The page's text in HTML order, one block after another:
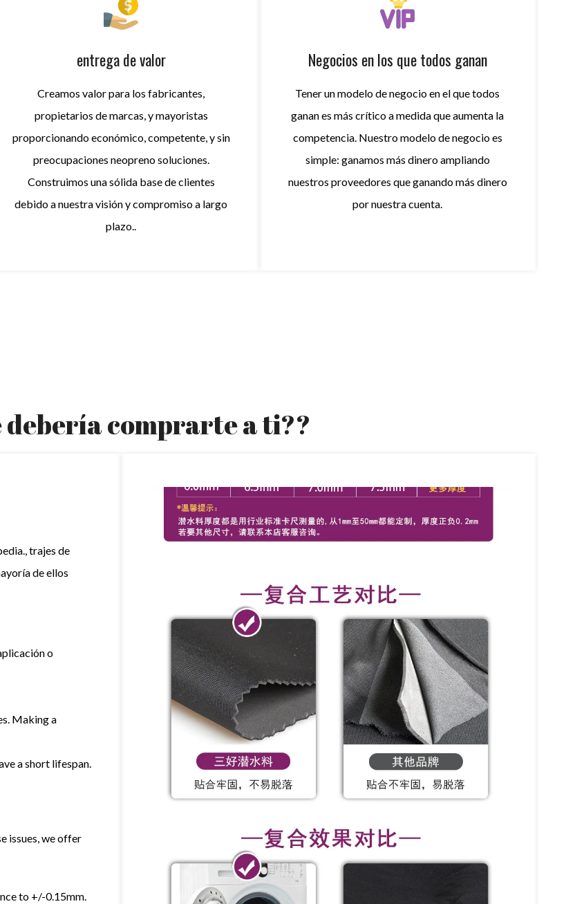
entrega de valor
Creamos valor para los fabricantes,
propietarios de marcas, y mayoristas
proporcionando económico, competente, y sin
preocupaciones neoprenosoluciones.
Construimos una sólida base de clientes
debido a nuestra visión y compromiso a largo
plazo..
Negocios en los que todos ganan
Tener un modelo de negocio en el que todos
ganan es más crítico a medida que aumenta la
competencia. Nuestro modelo de negocio es
simple: ganamos más dinero ampliando
nuestros proveedores que ganando más dinero
por nuestra cuenta.
debería comprarte a ti??
trajes de
de ellos
o
. Making a
a short lifespan.
issues,we offer
to +/-0.15mm.